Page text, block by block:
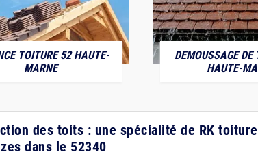
TOITURE 52 HAUTE-
MARNE
DEMOUSSAGE DE
HAUTE-
des toits : une spécialité de RK
dans le 52340